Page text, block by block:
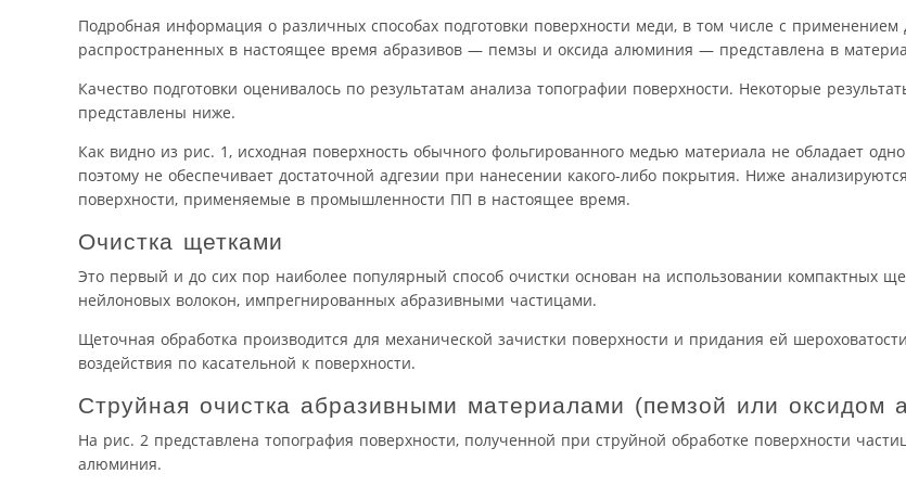
Подробная информация о различных способах подготовки поверхности меди, в том числе с применением
распространенных в настоящее время абразивов — пемзы и оксида алюминия — представлена в
Качество подготовки оценивалось по результатам анализа топографии поверхности. Некоторые
представлены ниже.
Как видно из рис. 1, исходная поверхность обычного фольгированного медью материала не обладает
поэтому не обеспечивает достаточной адгезии при нанесении какого-либо покрытия. Ниже
поверхности, применяемые в промышленности ПП в настоящее время.
Очистка щетками
Это первый и до сих пор наиболее популярный способ очистки основан на использовании компактных
нейлоновых волокон, импрегнированных абразивными частицами.
Щеточная обработка производится для механической зачистки поверхности и придания ей
воздействия по касательной к поверхности.
Струйная очистка абразивными материалами (пемзой или оксидом
На рис. 2 представлена топография поверхности, полученной при струйной обработке поверхности
алюминия.